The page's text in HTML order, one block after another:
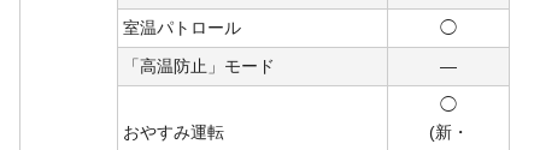
室温パトロール
◯
「高温防止」モード
―
おやすみ運転
◯
(新・